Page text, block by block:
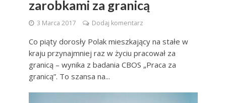
zarobkami za granicą
3 Marca 2017 Dodaj komentarz
Co piąty dorosły Polak mieszkający na stałe w
kraju przynajmniej raz w życiu pracował za
granicą – wynika z badania CBOS „Praca za
granicą”. To szansa na...